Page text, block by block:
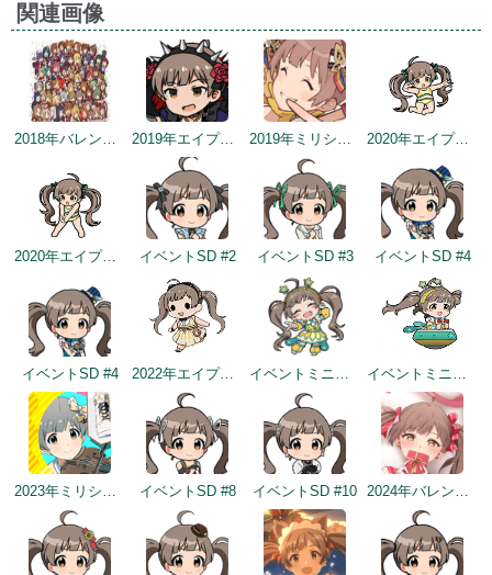
関連画像
2018年バレンタインデー公式ツイート 2019年エイプリルミニゲーム 2019年ミリシタ2周年カウントダウン（2日前） 2020年エイプリルフールネタ
2020年エイプリルフールネタ イベントSD #2 イベントSD #3 イベントSD #4
イベントSD #4 2022年エイプリルフールネタ イベントミニゲームSD（2022/11/30） イベントミニゲームSD（2022/11/30）
2023年ミリシタ4周年イメージ イベントSD #8 イベントSD #10 2024年バレンタインデートップ画面